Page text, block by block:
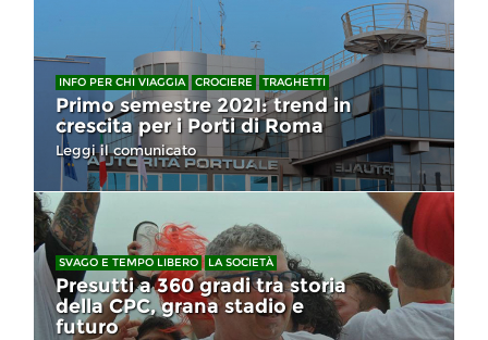
INFO PER CHI VIAGGIA CROCIERE TRAGHETTI
Primo semestre 2021: trend in
crescita per i Porti di Roma
Leggi il comunicato
SVAGO E TEMPO LIBERO LA SOCIETÀ
Presutti a 360 gradi tra storia
della CPC, grana stadio e
futuro